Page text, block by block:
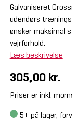
Galvaniseret
udendørs
ønsker maksimal
vejrforhold.
Læs beskrivelse
305,00 kr.
Priser er inkl.
5+ på lager,